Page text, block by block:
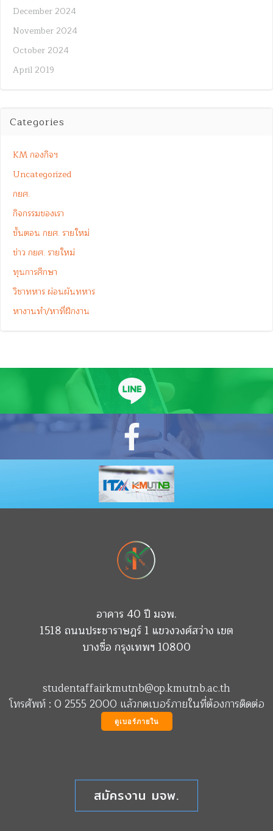
December 2024
November 2024
October 2024
April 2019
Categories
KM กองกิจฯ
Uncategorized
กยศ.
กิจกรรมของเรา
ขั้นตอน กยศ. รายใหม่
ข่าว กยศ. รายใหม่
ทุนการศึกษา
วิชาทหาร ผ่อนผันทหาร
หางานทำ/หาที่ฝึกงาน
อาคาร 40 ปี มจพ.
1518 ถนนประชาราษฎร์ 1 แขวงวงศ์สว่าง เขต
บางซื่อ กรุงเทพฯ 10800
studentaffairkmutnb@op.kmutnb.ac.th
โทรศัพท์ : 0 2555 2000 แล้วกดเบอร์ภายในที่ต้องการติดต่อ
ดูเบอร์ภายใน
สมัครงาน มจพ.